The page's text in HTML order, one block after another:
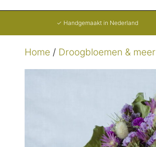
✓ Handgemaakt in Nederland
Home / Droogbloemen & meer